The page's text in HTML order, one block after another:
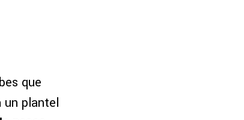
que
un plantel